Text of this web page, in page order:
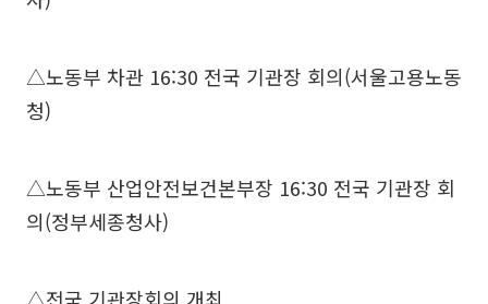
△노동부 차관 16:30 전국 기관장 회의(서울고용노동
청)
△노동부 산업안전보건본부장 16:30 전국 기관장 회
의(정부세종청사)